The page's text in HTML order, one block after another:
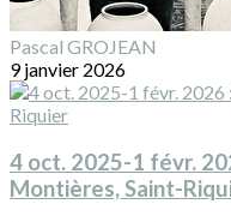
Pascal GROJEAN
9 janvier 2026
4 oct. 2025-1 févr.
Montières, Saint-